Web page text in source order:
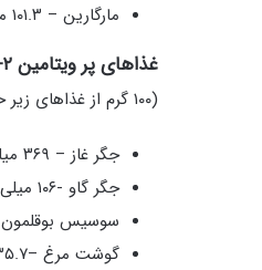
مارگارین – ۱۰۱.۳ میلی گرم
غذاهای پر ویتامین K-۲
(۱۰۰ گرم از غذاهای زیر حاوی مقادیر زیادی ویتامین K-۲ است)
جگر غاز – ۳۶۹ میلی گرم
جگر گاو -۱۰۶ میلی گرم
سوسیس بوقلمون – ۳۶.۶
گوشت مرغ –۳۵.۷ میلی گرم